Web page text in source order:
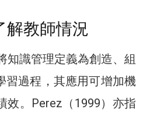
解教師情況
知識管理定義為創造、組
習過程，其應用可增加機
效。Perez（1999）亦指